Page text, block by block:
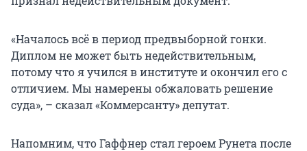
«Началось всё в период предвыборной гонки.
Диплом не может быть недействительным,
потому что я учился в институте и окончил его с
отличием. Мы намерены обжаловать решение
суда», – сказал «Коммерсанту» депутат.
Напомним, что Гаффнер стал героем Рунета после